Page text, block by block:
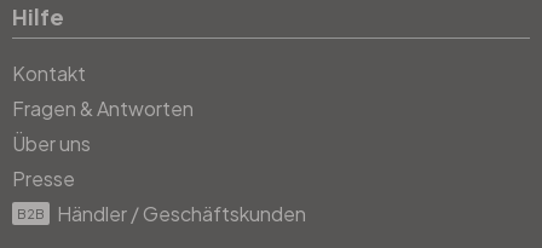
Hilfe
Kontakt
Fragen & Antworten
Über uns
Presse
B2B Händler / Geschäftskunden